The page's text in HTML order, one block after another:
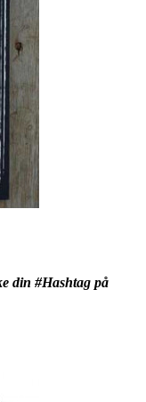
din #Hashtag på